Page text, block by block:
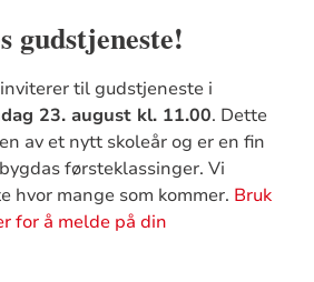
gudstjeneste!
til gudstjeneste i
23. august kl. 11.00. Dette
av et nytt skoleår og er en fin
førsteklassinger. Vi
hvor mange som kommer. Bruk
for å melde på din